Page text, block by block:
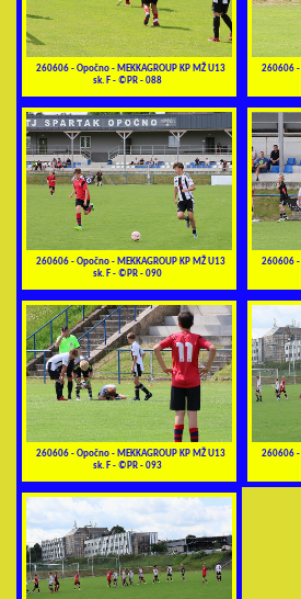
260606 - Opočno - MEKKAGROUP KP MŽ U13
sk. F - ©PR - 088
260606 -
260606 - Opočno - MEKKAGROUP KP MŽ U13
sk. F - ©PR - 090
260606 -
260606 - Opočno - MEKKAGROUP KP MŽ U13
sk. F - ©PR - 093
260606 -